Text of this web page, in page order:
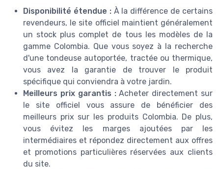
Disponibilité étendue :À la différence de certains
revendeurs, le site officiel maintient généralement
un stock plus complet de tous les modèles de la
gamme Colombia. Que vous soyez à la recherche
d'une tondeuse autoportée, tractée ou thermique,
vous avez la garantie de trouver le produit
spécifique qui conviendra à votre jardin.
Meilleurs prix garantis :Acheter directement sur
le site officiel vous assure de bénéficier des
meilleurs prix sur les produits Colombia. De plus,
vous évitez les marges ajoutées par les
intermédiaires et répondez directement aux offres
et promotions particulières réservées aux clients
du site.